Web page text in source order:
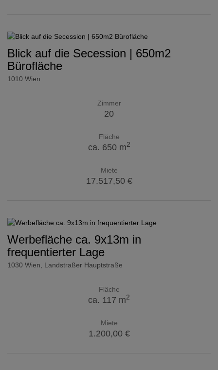
Blick auf die Secession | 650m2
Bürofläche
1010 Wien
Zimmer
20
Fläche
ca. 650 m2
Miete
17.517,50 €
Werbefläche ca. 9x13m in
frequentierter Lage
1030 Wien , Landstraßer Hauptstraße
Fläche
ca. 117 m2
Miete
1.200,00 €